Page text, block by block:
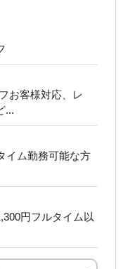
お客様対応、レ
...
イム勤務可能な方
円フルタイム以